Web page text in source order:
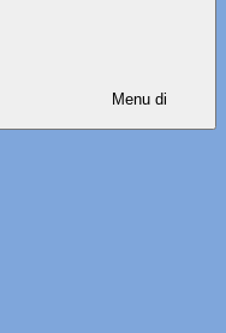
Menu di